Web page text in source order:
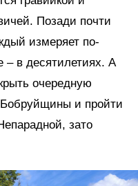
Позади почти
измеряет по-
– в десятилетиях. А
очередную
и пройти
зато